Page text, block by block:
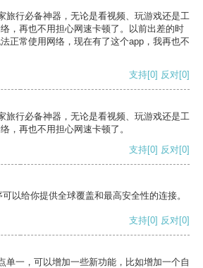
旅行必备神器，无论是看视频、玩游戏还是工
，再也不用担心网速卡顿了。以前出差的时
正常使用网络，现在有了这个app，我再也不
支持[0] 反对[0]
旅行必备神器，无论是看视频、玩游戏还是工
，再也不用担心网速卡顿了。
支持[0] 反对[0]
以给你提供全球覆盖和最高安全性的连接。
支持[0] 反对[0]
单一，可以增加一些新功能，比如增加一个自